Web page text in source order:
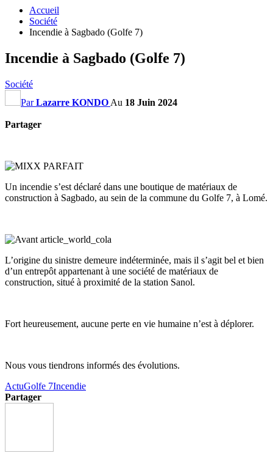
Accueil
Société
Incendie à Sagbado (Golfe 7)
Incendie à Sagbado (Golfe 7)
Société
ParLazarre KONDO Au 18 Juin 2024
Partager
Un incendie s’est déclaré dans une boutique de matériaux de
construction à Sagbado, au sein de la commune du Golfe 7, à Lomé.
L’origine du sinistre demeure indéterminée, mais il s’agit bel et bien
d’un entrepôt appartenant à une société de matériaux de
construction, situé à proximité de la station Sanol.
Fort heureusement, aucune perte en vie humaine n’est à déplorer.
Nous vous tiendrons informés des évolutions.
ActuGolfe 7Incendie
Partager